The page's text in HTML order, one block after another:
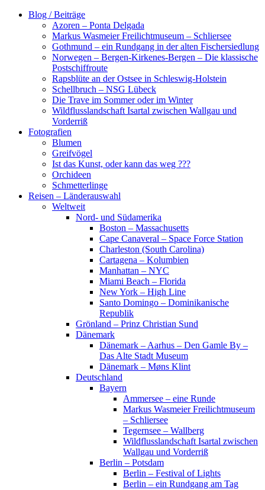
Zum
Blog / Beiträge
Azoren – Ponta Delgada
Markus Wasmeier Freilichtmuseum – Schliersee
Gothmund – ein Rundgang in der alten Fischersiedlung
Norwegen – Bergen-Kirkenes-Bergen – Die klassische
Postschiffroute
Rapsblüte an der Ostsee in Schleswig-Holstein
Schellbruch – NSG Lübeck
Die Trave im Sommer oder im Winter
Wildflusslandschaft Isartal zwischen Wallgau und
Vorderriß
Fotografien
Blumen
Greifvögel
Ist das Kunst, oder kann das weg ???
Orchideen
Schmetterlinge
Reisen – Länderauswahl
Weltweit
Nord- und Südamerika
Boston – Massachusetts
Cape Canaveral – Space Force Station
Charleston (South Carolina)
Cartagena – Kolumbien
Manhattan – NYC
Miami Beach – Florida
New York – High Line
Santo Domingo – Dominikanische
Republik
Grönland – Prinz Christian Sund
Dänemark
Dänemark – Aarhus – Den Gamle By –
Das Alte Stadt Museum
Dänemark – Møns Klint
Deutschland
Bayern
Ammersee – eine Runde
Markus Wasmeier Freilichtmuseum
– Schliersee
Tegernsee – Wallberg
Wildflusslandschaft Isartal zwischen
Wallgau und Vorderriß
Berlin – Potsdam
Berlin – Festival of Lights
Berlin – ein Rundgang am Tag